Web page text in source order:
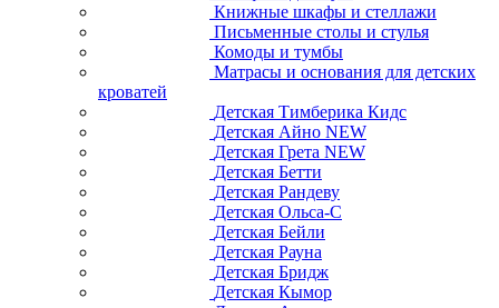
Книжные шкафы и стеллажи
Письменные столы и стулья
Комоды и тумбы
Матрасы и основания для детских
кроватей
Детская Тимберика Кидс
Детская Айно NEW
Детская Грета NEW
Детская Бетти
Детская Рандеву
Детская Ольса-С
Детская Бейли
Детская Рауна
Детская Бридж
Детская Кымор